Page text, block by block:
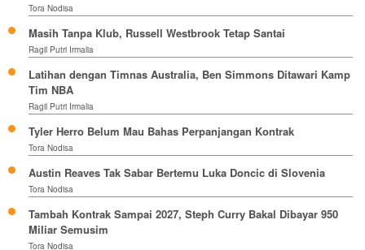
Tora Nodisa
Masih Tanpa Klub, Russell Westbrook Tetap Santai
Ragil Putri Irmalia
Latihan dengan Timnas Australia, Ben Simmons Ditawari Kamp
Tim NBA
Ragil Putri Irmalia
Tyler Herro Belum Mau Bahas Perpanjangan Kontrak
Tora Nodisa
Austin Reaves Tak Sabar Bertemu Luka Doncic di Slovenia
Tora Nodisa
Tambah Kontrak Sampai 2027, Steph Curry Bakal Dibayar 950
Miliar Semusim
Tora Nodisa